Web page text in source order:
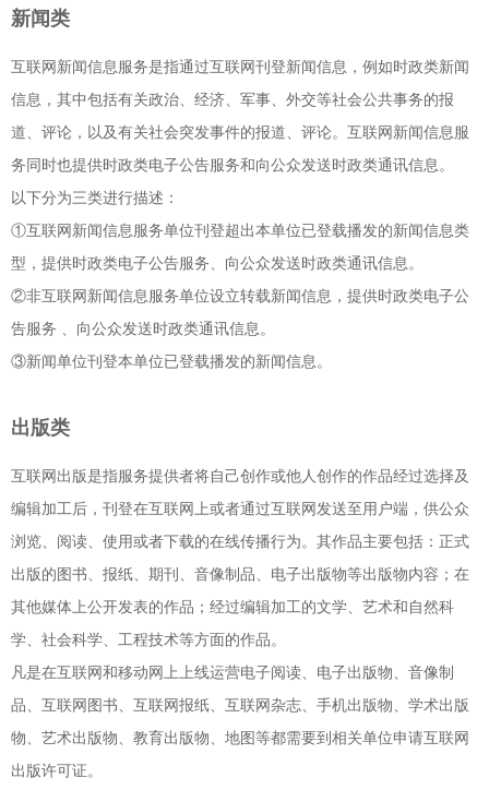
新闻类
互联网新闻信息服务是指通过互联网刊登新闻信息，例如时政类新闻
信息，其中包括有关政治、经济、军事、外交等社会公共事务的报
道、评论，以及有关社会突发事件的报道、评论。互联网新闻信息服
务同时也提供时政类电子公告服务和向公众发送时政类通讯信息。
以下分为三类进行描述：
①互联网新闻信息服务单位刊登超出本单位已登载播发的新闻信息类
型，提供时政类电子公告服务、向公众发送时政类通讯信息。
②非互联网新闻信息服务单位设立转载新闻信息，提供时政类电子公
告服务 、向公众发送时政类通讯信息。
③新闻单位刊登本单位已登载播发的新闻信息。
出版类
互联网出版是指服务提供者将自己创作或他人创作的作品经过选择及
编辑加工后，刊登在互联网上或者通过互联网发送至用户端，供公众
浏览、阅读、使用或者下载的在线传播行为。其作品主要包括：正式
出版的图书、报纸、期刊、音像制品、电子出版物等出版物内容；在
其他媒体上公开发表的作品；经过编辑加工的文学、艺术和自然科
学、社会科学、工程技术等方面的作品。
凡是在互联网和移动网上上线运营电子阅读、电子出版物、音像制
品、互联网图书、互联网报纸、互联网杂志、手机出版物、学术出版
物、艺术出版物、教育出版物、地图等都需要到相关单位申请互联网
出版许可证。